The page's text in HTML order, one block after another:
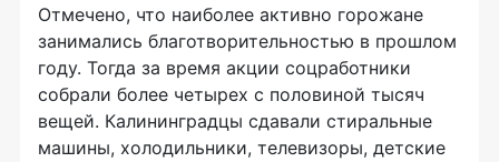
Отмечено, что наиболее активно горожане
занимались благотворительностью в прошлом
году. Тогда за время акции соцработники
собрали более четырех с половиной тысяч
вещей. Калининградцы сдавали стиральные
машины, холодильники, телевизоры, детские